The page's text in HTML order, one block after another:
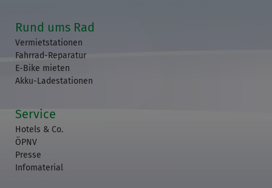
Rund ums Rad
Vermietstationen
Fahrrad-Reparatur
E-Bike mieten
Akku-Ladestationen
Service
Hotels & Co.
ÖPNV
Presse
Infomaterial